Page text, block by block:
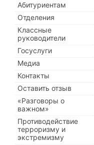
Абитуриентам
Отделения
Классные
руководители
Госуслуги
Медиа
Контакты
Оставить отзыв
«Разговоры о
важном»
Противодействие
терроризму и
экстремизму